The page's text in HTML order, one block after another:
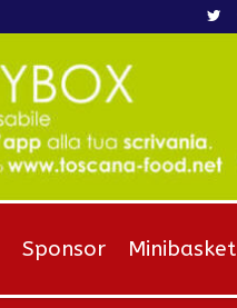
Sponsor Minibasket